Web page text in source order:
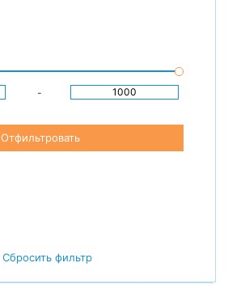
-
Отфильтровать
Сбросить фильтр